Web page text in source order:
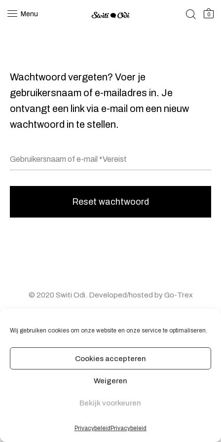
Wij gebruiken cookies om onze website en onze service te optimaliseren.
Cookies accepteren
Weigeren
Bekijk voorkeuren
Privacybeleid Privacybeleid
Menu 0
Wachtwoord vergeten? Voer je
gebruikersnaam of e-mailadres in. Je
ontvangt een link via e-mail om een nieuw
wachtwoord in te stellen.
Reset wachtwoord
© 2020 Switi Odi. Developed/hosted by Go-Trex
Contact
Privacybeleid